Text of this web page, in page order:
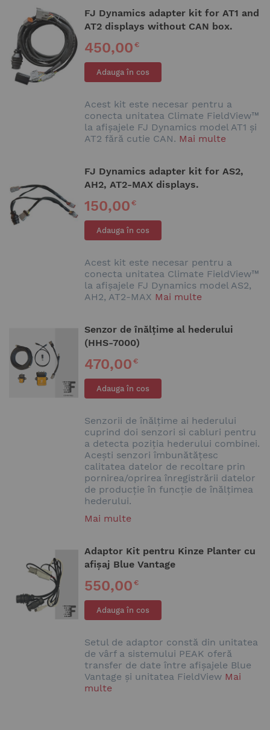
FJ Dynamics adapter kit for AT1 and
AT2 displays without CAN box.
450,00€
Adauga în cos
Acest kit este necesar pentru a
conecta unitatea Climate FieldView™
la afișajele FJ Dynamics model AT1 și
AT2 fără cutie CAN. Mai multe
FJ Dynamics adapter kit for AS2,
AH2, AT2-MAX displays.
150,00€
Adauga în cos
Acest kit este necesar pentru a
conecta unitatea Climate FieldView™
la afișajele FJ Dynamics model AS2,
AH2, AT2-MAX Mai multe
Senzor de înălțime al hederului
(HHS-7000)
470,00€
Adauga în cos
Senzorii de înălțime ai hederului
cuprind doi senzori si cabluri pentru
a detecta poziția hederului combinei.
Acești senzori îmbunătățesc
calitatea datelor de recoltare prin
pornirea/oprirea înregistrării datelor
de producție în funcție de înălțimea
hederului.
Mai multe
Adaptor Kit pentru Kinze Planter cu
afișaj Blue Vantage
550,00€
Adauga în cos
Setul de adaptor constă din unitatea
de vârf a sistemului PEAK oferă
transfer de date între afișajele Blue
Vantage și unitatea FieldView Mai
multe